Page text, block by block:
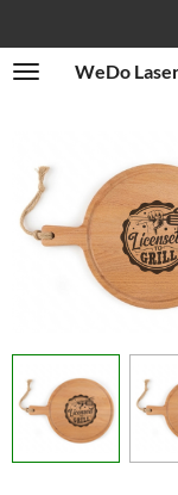
direct
naar
WeDo